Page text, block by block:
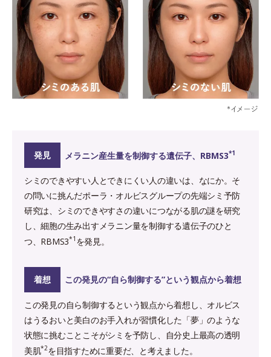
発見 メラニン産生量を制御する遺伝子、RBMS3*1
シミのできやすい人とできにくい人の違いは、なにか。そ
の問いに挑んだポーラ・オルビスグループの先端シミ予防
研究は、シミのできやすさの違いにつながる肌の謎を研究
し、細胞の生み出すメラニン量を制御する遺伝子のひと
つ、RBMS3*1 を発見。
着想 この発見の“自ら制御する”という観点から着想
この発見の自ら制御するという観点から着想し、オルビス
はうるおいと美白のお手入れが習慣化した「夢」のような
状態に挑むことこそがシミを予防し、自分史上最高の透明
美肌*2を目指すために重要だ、と考えました。